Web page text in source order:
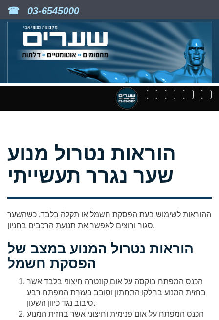
03-6545000
Contact
Search
navigation
Downloadable
files
הוראות נטרול מנוע
שער נגרר תעשייתי
ההוראות לשימוש בעת הפסקת חשמל או תקלה בלבד, כשהשער
סגור ורוצים לאפשר את תנועת הרכבים בחניון.
הוראות נטרול המנוע במצב של
הפסקת חשמל
הכנס המפתח בוקסה על אום קונטרה חיצוני בלבד אשר
בחזית המנוע בחלקו התחתון וסובב בעזרת המפתח רבע
סיבוב נגד כיוון השעון.
הכנס המפתח על אום פנימית וחיצוני אשר בחזית המנוע